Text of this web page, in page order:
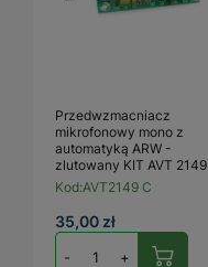
Przedwzmacniacz
mikrofonowy mono z
automatyką ARW -
zlutowany KIT AVT 2149
Kod:AVT2149 C
35,00 zł
- +